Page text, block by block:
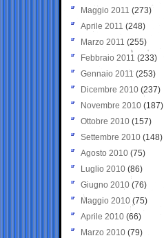
Maggio 2011 (273)
Aprile 2011 (248)
Marzo 2011 (255)
Febbraio 2011 (233)
Gennaio 2011 (253)
Dicembre 2010 (237)
Novembre 2010 (187)
Ottobre 2010 (157)
Settembre 2010 (148)
Agosto 2010 (75)
Luglio 2010 (86)
Giugno 2010 (76)
Maggio 2010 (75)
Aprile 2010 (66)
Marzo 2010 (79)